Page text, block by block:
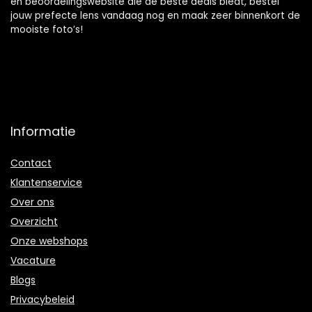
jouw prefecte lens vandaag nog en maak zeer binnenkort de
mooiste foto’s!
Informatie
Contact
Klantenservice
Over ons
Overzicht
Onze webshops
Vacature
Blogs
Privacybeleid